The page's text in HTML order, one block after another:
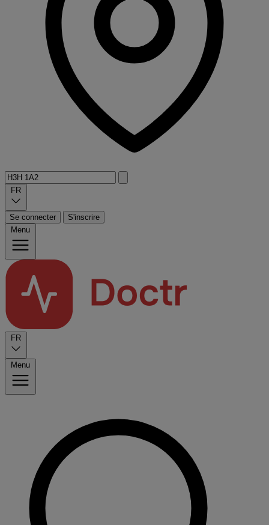
FR
Se connecter
S'inscrire
Menu
FR
Menu